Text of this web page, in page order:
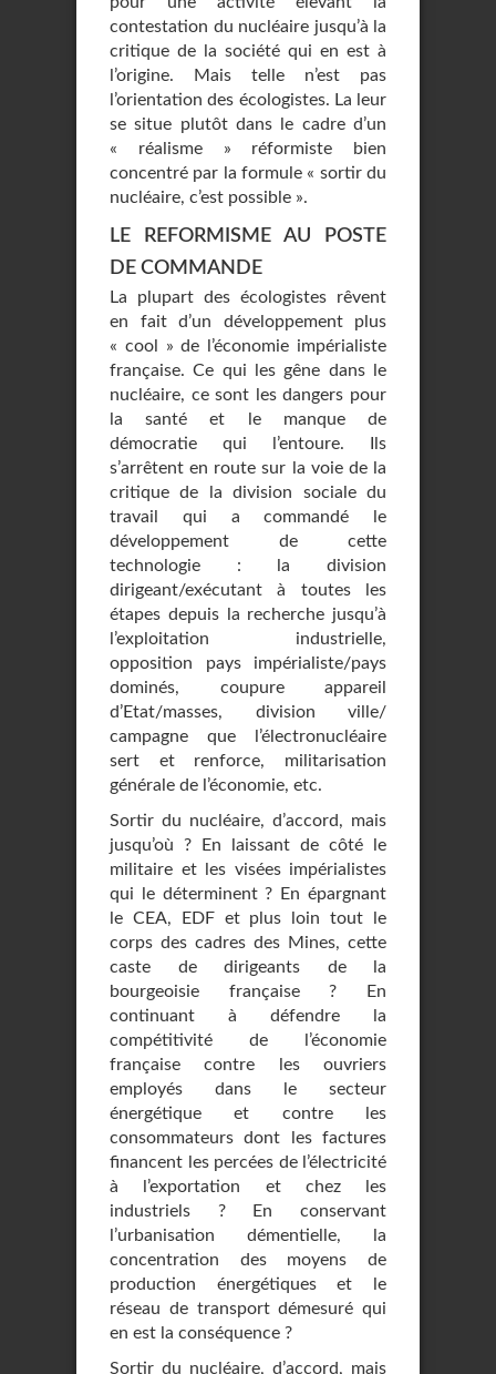
contestation du nucléaire jusqu’à la
critique de la société qui en est à
l’origine. Mais telle n’est pas
l’orientation des écologistes. La leur
se situe plutôt dans le cadre d’un
« réalisme » réformiste bien
concentré par la formule « sortir du
nucléaire, c’est possible ».
LE REFORMISME AU POSTE
DE COMMANDE
La plupart des écologistes rêvent
en fait d’un développement plus
« cool » de l’économie impérialiste
française. Ce qui les gêne dans le
nucléaire, ce sont les dangers pour
la santé et le manque de
démocratie qui l’entoure. Ils
s’arrêtent en route sur la voie de la
critique de la division sociale du
travail qui a commandé le
développement de cette
technologie : la division
dirigeant/exécutant à toutes les
étapes depuis la recherche jusqu’à
l’exploitation industrielle,
opposition pays impérialiste/pays
dominés, coupure appareil
d’Etat/masses, division ville/
campagne que l’électronucléaire
sert et renforce, militarisation
générale de l’économie, etc.
Sortir du nucléaire, d’accord, mais
jusqu’où ? En laissant de côté le
militaire et les visées impérialistes
qui le déterminent ? En épargnant
le CEA, EDF et plus loin tout le
corps des cadres des Mines, cette
caste de dirigeants de la
bourgeoisie française ? En
continuant à défendre la
compétitivité de l’économie
française contre les ouvriers
employés dans le secteur
énergétique et contre les
consommateurs dont les factures
financent les percées de l’électricité
à l’exportation et chez les
industriels ? En conservant
l’urbanisation démentielle, la
concentration des moyens de
production énergétiques et le
réseau de transport démesuré qui
en est la conséquence ?
Sortir du nucléaire, d’accord, mais